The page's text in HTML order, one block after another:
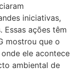
iniciativas,
Essas ações têm
mostrou que o
ele acontece
ambiental de